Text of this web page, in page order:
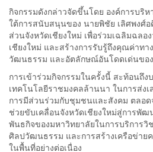
กิจกรรมดังกล่าวจัดขึ้นโดย องค์การบริห
ใต้การสนับสนุนของ นายพิชัย เลิศพงศ์อ
ส่วนจังหวัดเชียงใหม่ เพื่อร่วมเฉลิมฉลอ
เชียงใหม่ และสร้างการรับรู้ถึงคุณค่าท
วัฒนธรรม และอัตลักษณ์อันโดดเด่นขอ
การเข้าร่วมกิจกรรมในครั้งนี้ สะท้อนถึ
เทคโนโลยีราชมงคลล้านนา ในการส่ง
การมีส่วนร่วมกับชุมชนและสังคม ตลอ
ช่วยขับเคลื่อนจังหวัดเชียงใหม่สู่การพัฒ
พันธกิจของมหาวิทยาลัยในการบริการวิ
ศิลปวัฒนธรรม และการสร้างเครือข่าย
ในพื้นที่อย่างต่อเนื่อง